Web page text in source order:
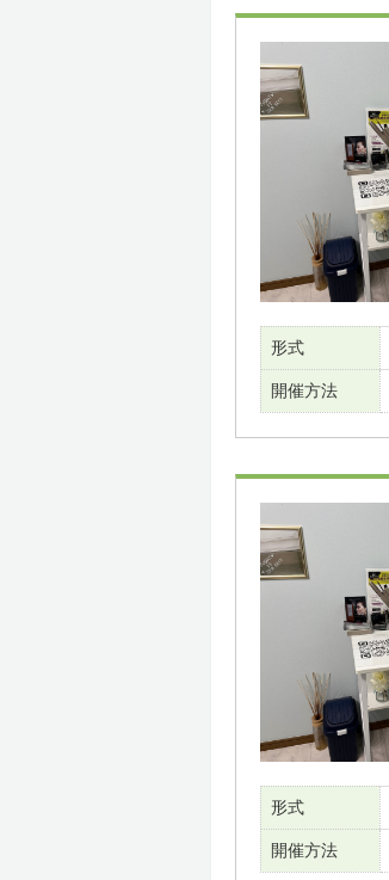
形式
開催方法
形式
開催方法